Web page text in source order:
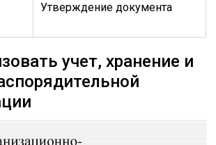
Утверждение документа
учет, хранение и